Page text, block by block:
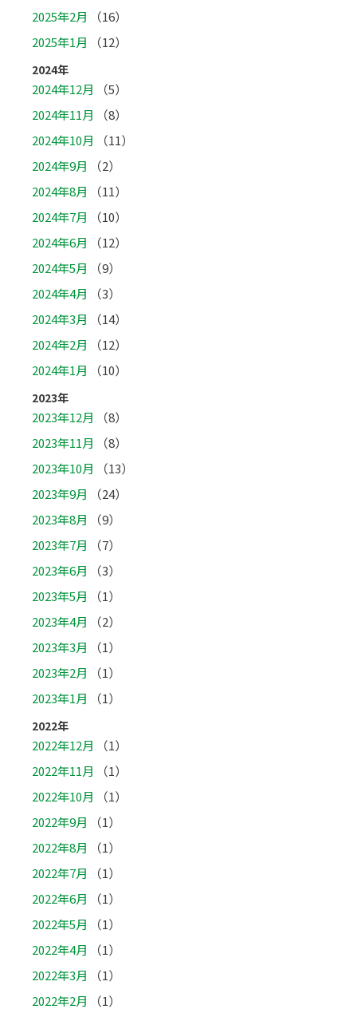
2025年2月
（16）
2025年1月
（12）
2024年
2024年12月
（5）
2024年11月
（8）
2024年10月
（11）
2024年9月
（2）
2024年8月
（11）
2024年7月
（10）
2024年6月
（12）
2024年5月
（9）
2024年4月
（3）
2024年3月
（14）
2024年2月
（12）
2024年1月
（10）
2023年
2023年12月
（8）
2023年11月
（8）
2023年10月
（13）
2023年9月
（24）
2023年8月
（9）
2023年7月
（7）
2023年6月
（3）
2023年5月
（1）
2023年4月
（2）
2023年3月
（1）
2023年2月
（1）
2023年1月
（1）
2022年
2022年12月
（1）
2022年11月
（1）
2022年10月
（1）
2022年9月
（1）
2022年8月
（1）
2022年7月
（1）
2022年6月
（1）
2022年5月
（1）
2022年4月
（1）
2022年3月
（1）
2022年2月
（1）